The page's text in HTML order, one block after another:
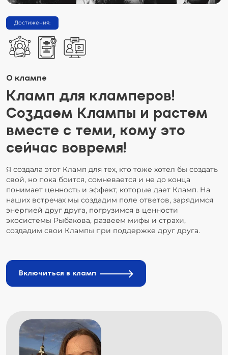
Достижения:
О клампе
Кламп для кламперов!
Создаем Клампы и растем
вместе с теми, кому это
сейчас вовремя!
Я создала этот Кламп для тех, кто тоже хотел бы создать
свой, но пока боится, сомневается и не до конца
понимает ценность и эффект, которые дает Кламп. На
наших встречах мы создадим поле ответов, зарядимся
энергией друг друга, погрузимся в ценности
экосистемы Рыбакова, развеем мифы и страхи,
создадим свои Клампы при поддержке друг друга.
Включиться в кламп